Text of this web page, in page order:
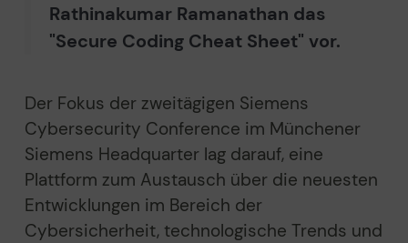
Rathinakumar Ramanathan das
"Secure Coding Cheat Sheet" vor.
Der Fokus der zweitägigen Siemens
Cybersecurity Conference im Münchener
Siemens Headquarter lag darauf, eine
Plattform zum Austausch über die neuesten
Entwicklungen im Bereich der
Cybersicherheit, technologische Trends und